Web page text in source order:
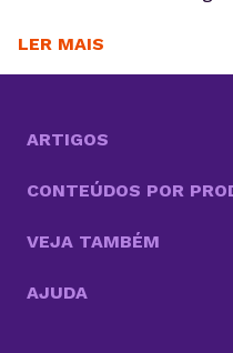
trabalho que reduzam
tarefas necessárias
LER MAIS
ARTIGOS
CONTEÚDOS POR
VEJA TAMBÉM
AJUDA